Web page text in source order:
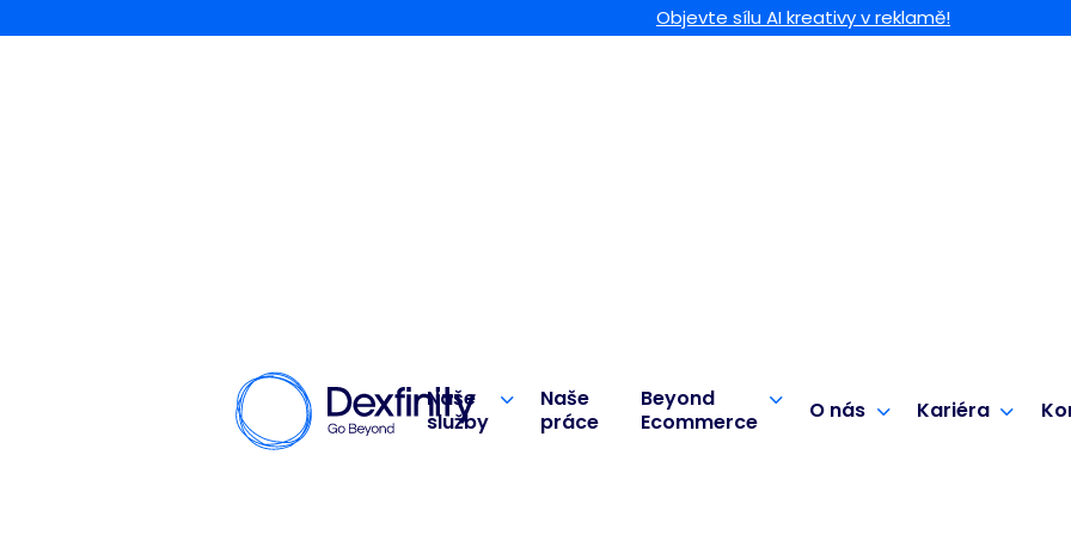
Objevte sílu AI kreativy v reklamě!
Naše
služby
Naše
práce
Beyond
Ecommerce
O nás Kariéra